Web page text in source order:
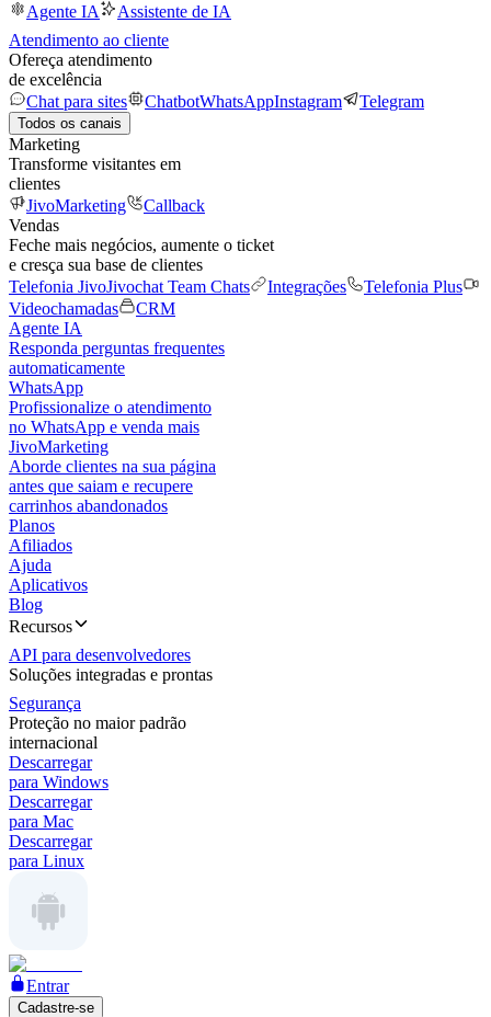
Agente IA
Assistente de IA
Atendimento ao cliente
Ofereça atendimento
de excelência
Chat para sites
ChatbotWhatsAppInstagram Telegram
Todos os canais
Marketing
Transforme visitantes em
clientes
JivoMarketing
Callback
Vendas
Feche mais negócios, aumente o ticket
e cresça sua base de clientes
Telefonia JivoJivochat Team Chats Integrações
Telefonia Plus
Videochamadas
CRM
Agente IA
Responda perguntas frequentes
automaticamente
WhatsApp
Profissionalize o atendimento
no WhatsApp e venda mais
JivoMarketing
Aborde clientes na sua página
antes que saiam e recupere
carrinhos abandonados
Planos
Afiliados
Ajuda
Aplicativos
Blog
Recursos
API para desenvolvedores
Soluções integradas e prontas
Segurança
Proteção no maior padrão
internacional
Descarregar
para Windows
Descarregar
para Mac
Descarregar
para Linux
Entrar
Cadastre-se